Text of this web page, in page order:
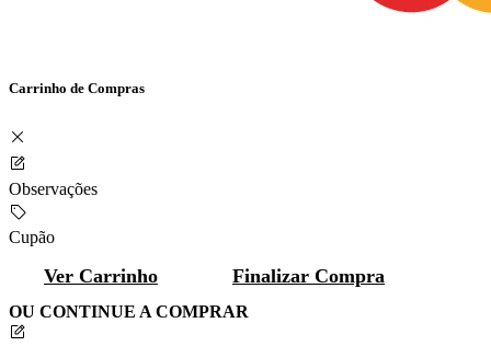
Carrinho de Compras
Observações
Cupão
Ver Carrinho Finalizar Compra
OU CONTINUE A COMPRAR